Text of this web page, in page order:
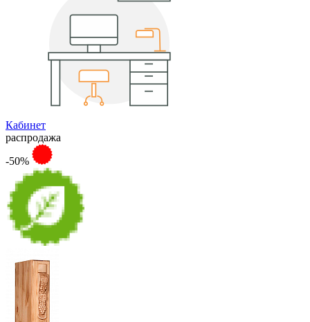
Кабинет
распродажа
-50%